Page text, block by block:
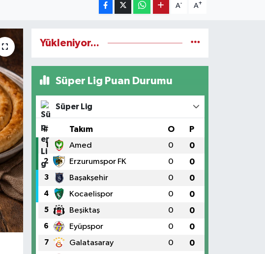
A- A+
Yükleniyor...
Süper Lig Puan Durumu
Süper Lig
# Takım O P
1 Amed 0 0
2 Erzurumspor FK 0 0
3 Başakşehir 0 0
4 Kocaelispor 0 0
5 Beşiktaş 0 0
6 Eyüpspor 0 0
7 Galatasaray 0 0